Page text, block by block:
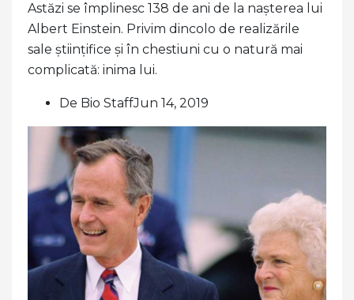
Astăzi se împlinesc 138 de ani de la nașterea lui
Albert Einstein. Privim dincolo de realizările
sale științifice și în chestiuni cu o natură mai
complicată: inima lui.
De Bio StaffJun 14, 2019